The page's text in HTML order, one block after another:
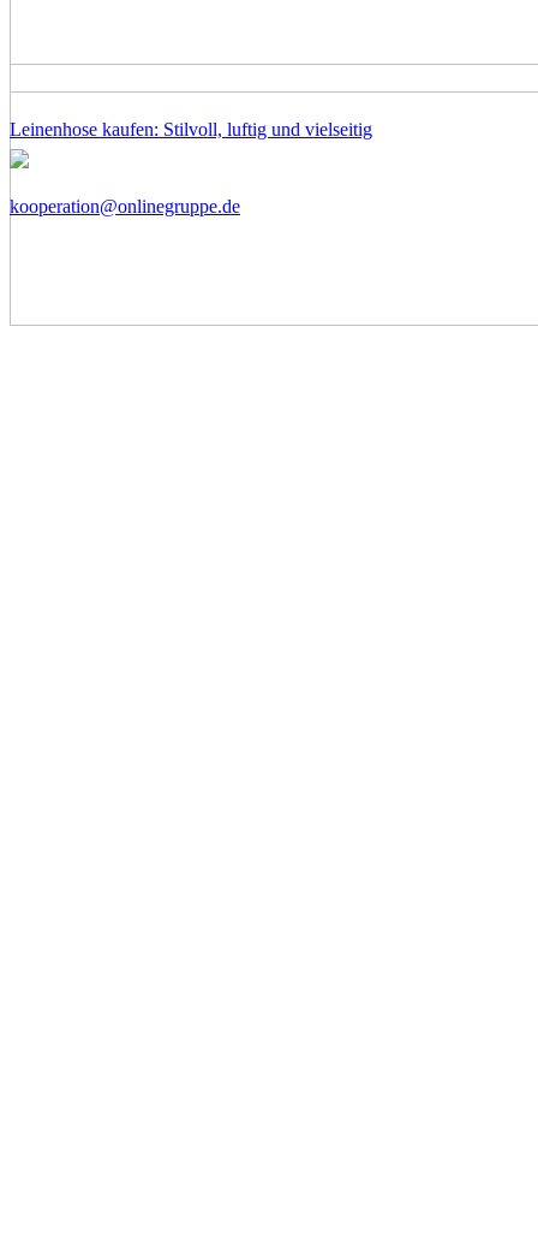
Leinenhose kaufen: Stilvoll, luftig und vielseitig
kooperation@onlinegruppe.de